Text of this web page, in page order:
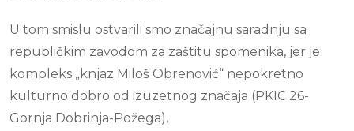
U tom smislu ostvarili smo značajnu saradnju sa
republičkim zavodom za zaštitu spomenika, jer je
kompleks „knjaz Miloš Obrenović“ nepokretno
kulturno dobro od izuzetnog značaja (PKIC 26-
Gornja Dobrinja-Požega).